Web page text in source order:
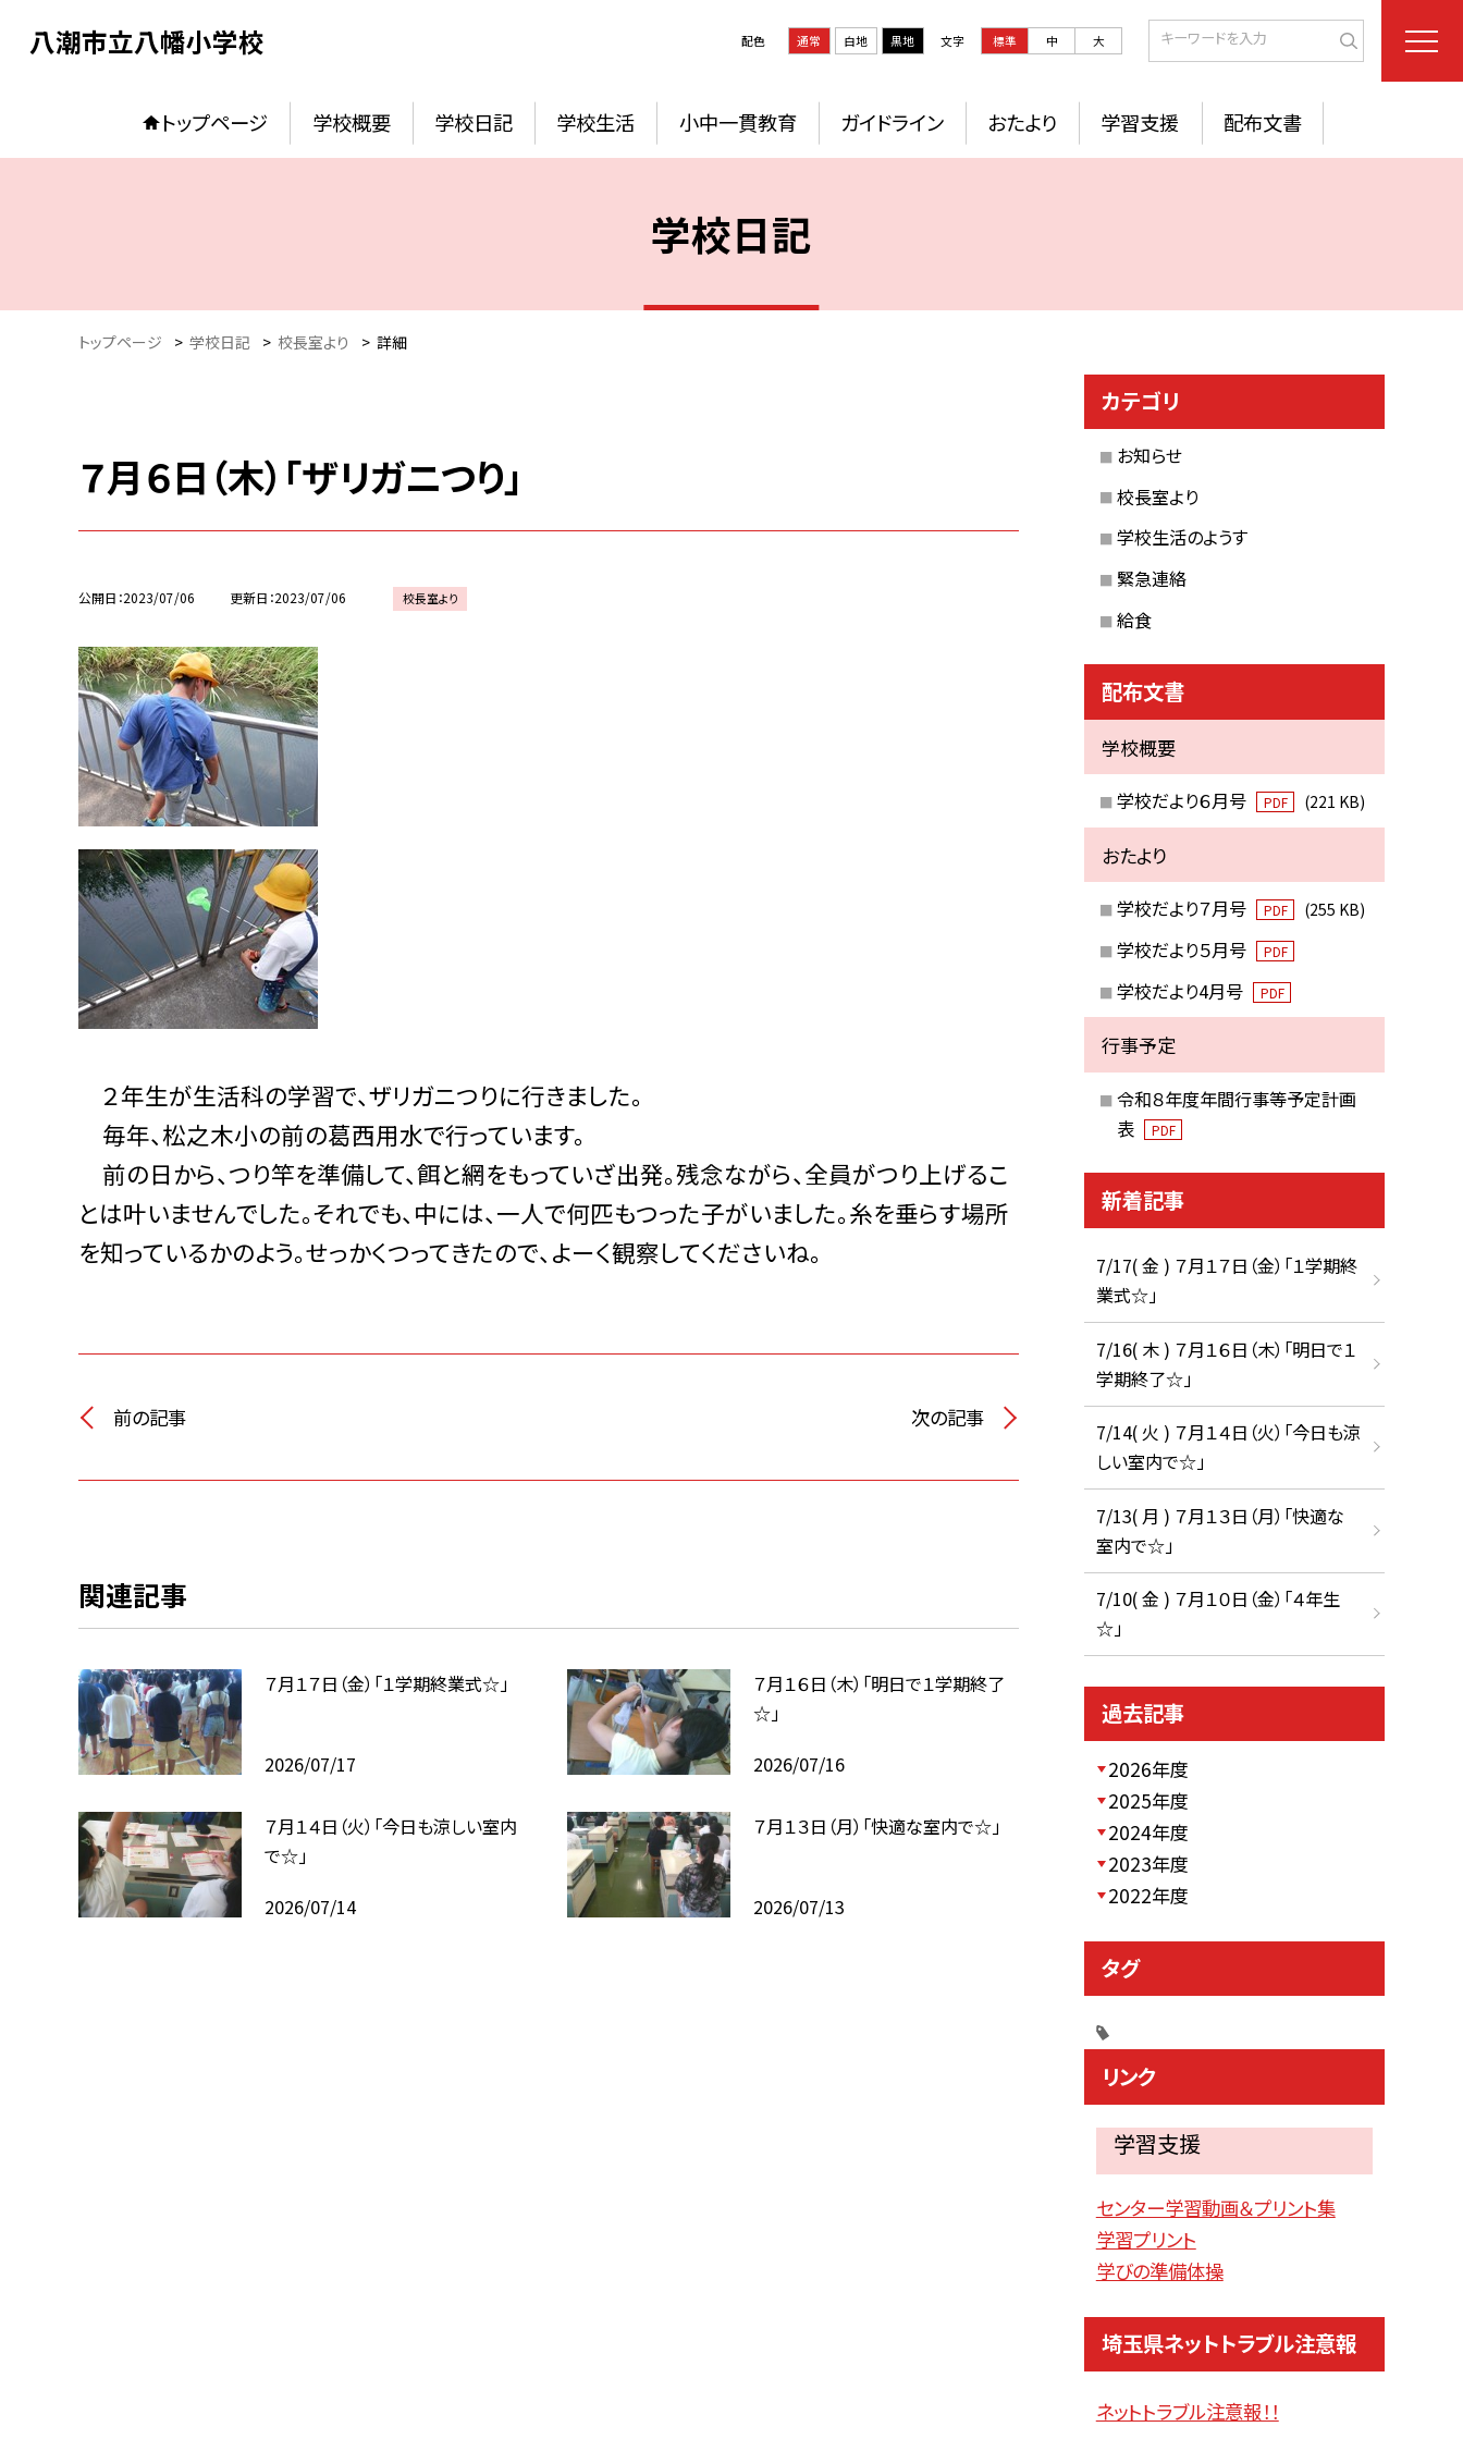
八潮市立八幡小学校 配色 通常 白地 黒地 文字 標準 中 大
トップページ 学校概要 学校日記 学校生活 小中一貫教育 ガイドライン おたより 学習支援 配布文書
学校日記
トップページ > 学校日記 > 校長室より > 詳細
７月６日（木）「ザリガニつり」
公開日 2023/07/06 更新日 2023/07/06 校長室より
２年生が生活科の学習で、ザリガニつりに行きました。
毎年、松之木小の前の葛西用水で行っています。
前の日から、つり竿を準備して、餌と網をもっていざ出発。残念ながら、全員がつり上げるこ
とは叶いませんでした。それでも、中には、一人で何匹もつった子がいました。糸を垂らす場所
を知っているかのよう。せっかくつってきたので、よーく観察してくださいね。
前の記事 次の記事
関連記事
７月１７日（金）「１学期終業式☆」
2026/07/17
７月１６日（木）「明日で１学期終了
☆」
2026/07/16
７月１４日（火）「今日も涼しい室内
で☆」
2026/07/14
７月１３日（月）「快適な室内で☆」
2026/07/13
カテゴリ
お知らせ
校長室より
学校生活のようす
緊急連絡
給食
配布文書
学校概要
学校だより６月号 PDF (221 KB)
おたより
学校だより７月号 PDF (255 KB)
学校だより５月号 PDF
学校だより4月号 PDF
行事予定
令和８年度年間行事等予定計画
表
PDF
新着記事
7/17( 金 ) ７月１７日（金）「１学期終
業式☆」
7/16( 木 ) ７月１６日（木）「明日で１
学期終了☆」
7/14( 火 ) ７月１４日（火）「今日も涼
しい室内で☆」
7/13( 月 ) ７月１３日（月）「快適な
室内で☆」
7/10( 金 ) ７月１０日（金）「４年生
☆」
過去記事
2026年度
2025年度
2024年度
2023年度
2022年度
タグ
リンク
学習支援
センター学習動画＆プリント集
学習プリント
学びの準備体操
埼玉県ネットトラブル注意報
ネットトラブル注意報！！